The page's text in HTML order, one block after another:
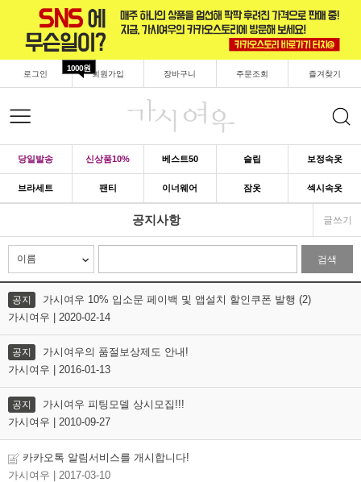
로그인 회원가입
1000원
장바구니 주문조회 즐겨찾기
당일발송 신상품10% 베스트50 슬립 보정속옷
브라세트 팬티 이너웨어 잠옷 섹시속옷
공지사항 글쓰기
검색
공지
가시여우 10% 입소문 페이백 및 앱설치 할인쿠폰 발행 (2)
가시여우 | 2020-02-14
공지
가시여우의 품절보상제도 안내!
가시여우 | 2016-01-13
공지
가시여우 피팅모델 상시모집!!!
가시여우 | 2010-09-27
카카오톡 알림서비스를 개시합니다!
가시여우
| 2017-03-10